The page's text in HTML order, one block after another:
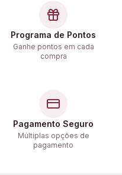
Programa de Pontos
Ganhe pontos em cada
compra
Pagamento Seguro
Múltiplas opções de
pagamento